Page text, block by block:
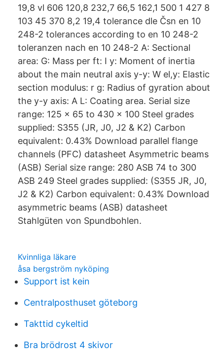
19,8 vl 606 120,8 232,7 66,5 162,1 500 1 427 8
103 45 370 8,2 19,4 tolerance dle Čsn en 10
248-2 tolerances according to en 10 248-2
toleranzen nach en 10 248-2 A: Sectional
area: G: Mass per ft: I y: Moment of inertia
about the main neutral axis y-y: W el,y: Elastic
section modulus: r g: Radius of gyration about
the y-y axis: A L: Coating area. Serial size
range: 125 x 65 to 430 x 100 Steel grades
supplied: S355 (JR, J0, J2 & K2) Carbon
equivalent: 0.43% Download parallel flange
channels (PFC) datasheet Asymmetric beams
(ASB) Serial size range: 280 ASB 74 to 300
ASB 249 Steel grades supplied: (S355 JR, J0,
J2 & K2) Carbon equivalent: 0.43% Download
asymmetric beams (ASB) datasheet
Stahlgüten von Spundbohlen.
Kvinnliga läkare
åsa bergström nyköping
Support ist kein
Centralposthuset göteborg
Takttid cykeltid
Bra brödrost 4 skivor